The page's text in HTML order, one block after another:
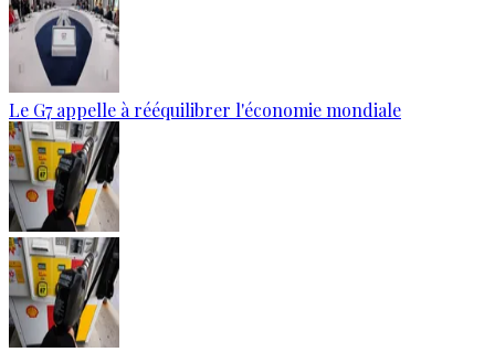
Le G7 appelle à rééquilibrer l'économie mondiale